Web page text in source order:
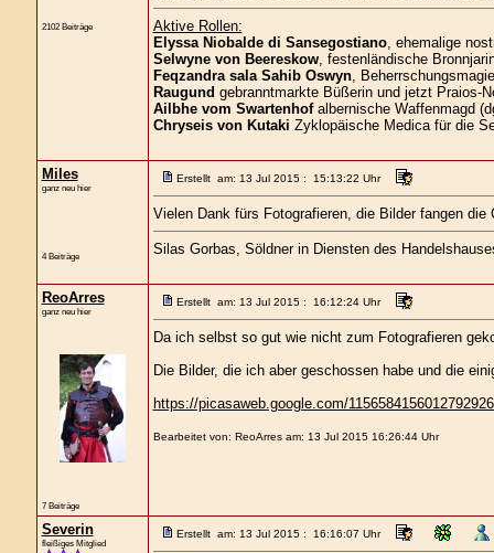
2102 Beiträge
Aktive Rollen:
Elyssa Niobalde di Sansegostiano, ehemalige
Selwyne von Beereskow, festenländische
Feqzandra sala Sahib Oswyn,
Raugund gebranntmarkte Büßerin und jetzt Praios-
Ailbhe vom Swartenhofalbernische Waffenmagd
Chryseis von Kutaki Zyklopäische Medica für die
Miles
ganz neu hier
4 Beiträge
Erstellt am: 13 Jul 2015 : 15:13:22 Uhr
Vielen Dank fürs Fotografieren, die Bilder fangen
Silas Gorbas, Söldner in Diensten des
ReoArres
ganz neu hier
7 Beiträge
Erstellt am: 13 Jul 2015 : 16:12:24 Uhr
Da ich selbst so gut wie nicht zum Fotografieren
Die Bilder, die ich aber geschossen habe und die
https://picasaweb.google.com/
Bearbeitet von: ReoArres am: 13 Jul 2015 16:26:44 Uhr
Severin
fleißiges Mitglied
Erstellt am: 13 Jul 2015 : 16:16:07 Uhr